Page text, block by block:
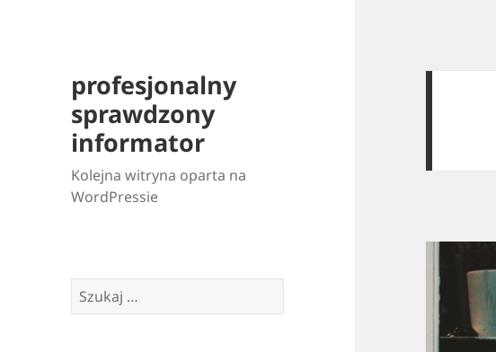
profesjonalny
sprawdzony
informator
Kolejna witryna oparta na
WordPressie
Szukaj: